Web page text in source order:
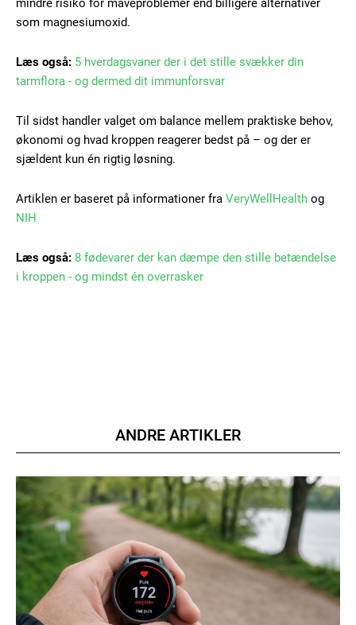
Ut mollis pellentesque tortor
Nullam eu erat condimentum
Orci varius natoque dolor
Member full access
100DKK / year
Orci varius natoque dolor
YEARLY PRICING MONTHLY PRICING
mindre risiko for maveproblemer end billigere alternativer
som magnesiumoxid.
Læs også: 5 hverdagsvaner der i det stille svækker din
tarmflora - og dermed dit immunforsvar
Til sidst handler valget om balance mellem praktiske behov,
økonomi og hvad kroppen reagerer bedst på – og der er
sjældent kun én rigtig løsning.
Artiklen er baseret på informationer fra VeryWellHealth og
NIH
Læs også: 8 fødevarer der kan dæmpe den stille betændelse
i kroppen - og mindst én overrasker
ANDRE ARTIKLER